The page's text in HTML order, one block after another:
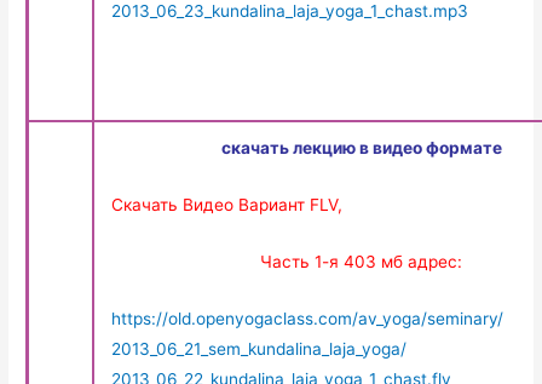
2013_06_23_kundalina_laja_yoga_1_chast.mp3
скачать лекцию в видео формате
Скачать Видео Вариант FLV,
Часть 1-я 403 мб адрес:
https://old.openyogaclass.com/av_yoga/seminary/
2013_06_21_sem_kundalina_laja_yoga/
2013_06_22_kundalina_laja_yoga_1_chast.flv